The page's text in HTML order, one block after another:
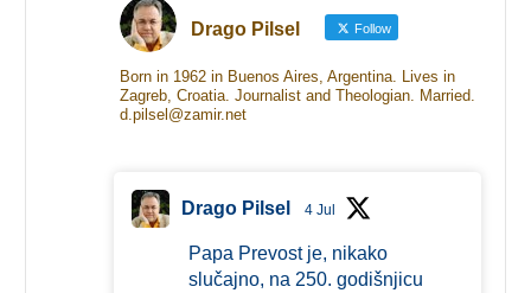
Drago Pilsel Follow
Born in 1962 in Buenos Aires, Argentina. Lives in
Zagreb, Croatia. Journalist and Theologian. Married.
d.pilsel@zamir.net
Drago Pilsel 4 Jul
Papa Prevost je, nikako
slučajno, na 250. godišnjicu